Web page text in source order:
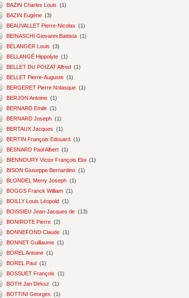
BAZIN Charles Louis (1)
BAZIN Eugène (3)
BEAUVALLET Pierre-Nicolas (1)
BEINASCHI Giovanni Battista (1)
BÉLANGER Louis (3)
BELLANGÉ Hippolyte (1)
BELLET DU POIZAT Alfred (1)
BELLET Pierre-Auguste (1)
BERGERET Pierre Nolasque (1)
BERJON Antoine (1)
BERNARD Emile (1)
BERNARD Joseph (1)
BERTAUX Jacques (1)
BERTIN François Edouard (1)
BESNARD Paul Albert (1)
BIENNOURY Victor François Eloi (1)
BISON Giuseppe Bernardino (1)
BLONDEL Merry Joseph (1)
BOGGS Franck William (1)
BOILLY Louis Léopold (1)
BOISSIEU Jean-Jacques de (13)
BONIROTE Pierre (2)
BONNEFOND Claude (1)
BONNET Guillaume (1)
BOREL Antoine (1)
BOREL Paul (1)
BOSSUET François (1)
BOTH Jan Dirksz (1)
BOTTINI Georges (1)